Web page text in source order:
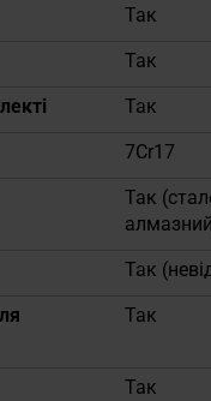
Так
Так
Так
7Cr17
Так
Так
Так
Так